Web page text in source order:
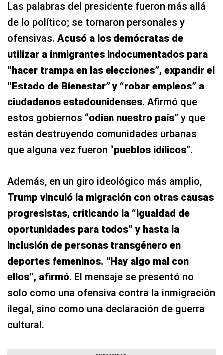
Las palabras del presidente fueron más allá
de lo político; se tornaron personales y
ofensivas. Acusó a los demócratas de
utilizar a inmigrantes indocumentados para
“hacer trampa en las elecciones”, expandir el
“Estado de Bienestar” y “robar empleos” a
ciudadanos estadounidenses. Afirmó que
estos gobiernos “odian nuestro país” y que
están destruyendo comunidades urbanas
que alguna vez fueron “pueblos idílicos”.
Además, en un giro ideológico más amplio,
Trump vinculó la migración con otras causas
progresistas, criticando la “igualdad de
oportunidades para todos” y hasta la
inclusión de personas transgénero en
deportes femeninos. “Hay algo mal con
ellos”, afirmó. El mensaje se presentó no
solo como una ofensiva contra la inmigración
ilegal, sino como una declaración de guerra
cultural.